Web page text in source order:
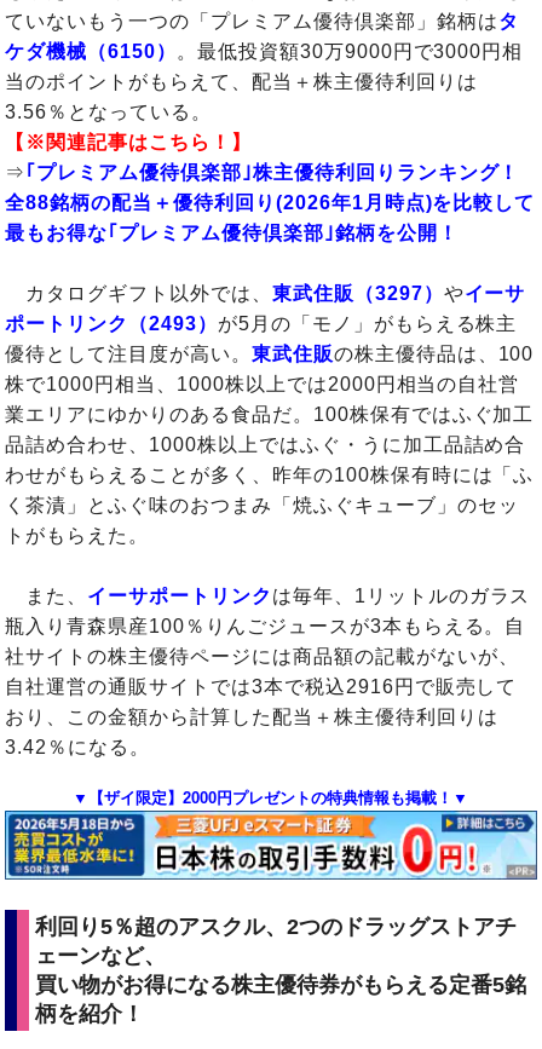
ていないもう一つの「プレミアム優待倶楽部」銘柄はタ
ケダ機械（6150）
。最低投資額30万9000円で3000円相
当のポイントがもらえて、配当＋株主優待利回りは
3.56％となっている。
【※関連記事はこちら！】
⇒ ｢プレミアム優待倶楽部｣株主優待利回りランキング！
全88銘柄の配当＋優待利回り(2026年1月時点)を比較して
最もお得な｢プレミアム優待倶楽部｣銘柄を公開！
カタログギフト以外では、 東武住販（3297） やイーサ
ポートリンク（2493） が5月の「モノ」がもらえる株主
優待として注目度が高い。 東武住販の株主優待品は、100
株で1000円相当、1000株以上では2000円相当の自社営
業エリアにゆかりのある食品だ。100株保有ではふぐ加工
品詰め合わせ、1000株以上ではふぐ・うに加工品詰め合
わせがもらえることが多く、昨年の100株保有時には「ふ
く茶漬」とふぐ味のおつまみ「焼ふぐキューブ」のセッ
トがもらえた。
また、 イーサポートリンク は毎年、1リットルのガラス
瓶入り青森県産100％りんごジュースが3本もらえる。自
社サイトの株主優待ページには商品額の記載がないが、
自社運営の通販サイトでは3本で税込2916円で販売して
おり、この金額から計算した配当＋株主優待利回りは
3.42％になる。
▼【ザイ限定】2000円プレゼントの特典情報も掲載！▼
利回り5％超のアスクル、2つのドラッグストアチ
ェーンなど、
買い物がお得になる株主優待券がもらえる定番5銘
柄を紹介！